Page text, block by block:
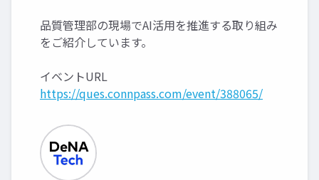
品質管理部の現場でAI活用を推進する取り組み
をご紹介しています。
イベントURL
https://ques.connpass.com/event/388065/